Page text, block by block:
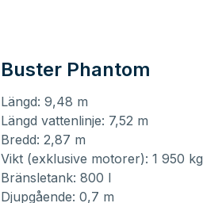
Buster Phantom
Längd: 9,48 m
Längd vattenlinje: 7,52 m
Bredd: 2,87 m
Vikt (exklusive motorer): 1 950 kg
Bränsletank: 800 l
Djupgående: 0,7 m